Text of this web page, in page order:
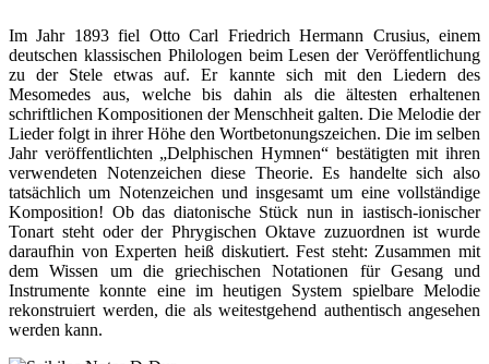
Im Jahr 1893 fiel Otto Carl Friedrich Hermann Crusius, einem
deutschen klassischen Philologen beim Lesen der Veröffentlichung
zu der Stele etwas auf. Er kannte sich mit den Liedern des
Mesomedes aus, welche bis dahin als die ältesten erhaltenen
schriftlichen Kompositionen der Menschheit galten. Die Melodie der
Lieder folgt in ihrer Höhe den Wortbetonungszeichen. Die im selben
Jahr veröffentlichten „Delphischen Hymnen“ bestätigten mit ihren
verwendeten Notenzeichen diese Theorie. Es handelte sich also
tatsächlich um Notenzeichen und insgesamt um eine vollständige
Komposition! Ob das diatonische Stück nun in iastisch-ionischer
Tonart steht oder der Phrygischen Oktave zuzuordnen ist wurde
daraufhin von Experten heiß diskutiert. Fest steht: Zusammen mit
dem Wissen um die griechischen Notationen für Gesang und
Instrumente konnte eine im heutigen System spielbare Melodie
rekonstruiert werden, die als weitestgehend authentisch angesehen
werden kann.